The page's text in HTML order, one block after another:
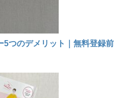
5つのデメリット｜無料登録前